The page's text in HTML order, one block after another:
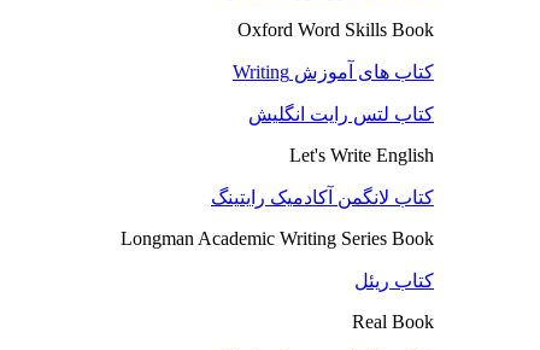
Oxford Word Skills Book
کتاب های آموزش Writing
کتاب لتس رایت انگلیش
Let's Write English
کتاب لانگمن آکادمیک رایتینگ
Longman Academic Writing Series Book
کتاب ریئل
Real Book